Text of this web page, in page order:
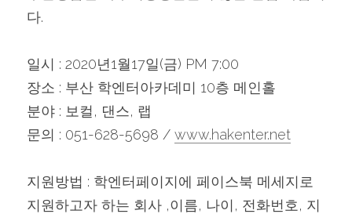
다.
일시 : 2020년1월17일(금) PM 7:00
장소 : 부산 학엔터아카데미 10층 메인홀
분야 : 보컬, 댄스, 랩
문의 : 051-628-5698 / www.hakenter.net
지원방법 : 학엔터페이지에 페이스북 메세지로
지원하고자 하는 회사 ,이름, 나이, 전화번호, 지